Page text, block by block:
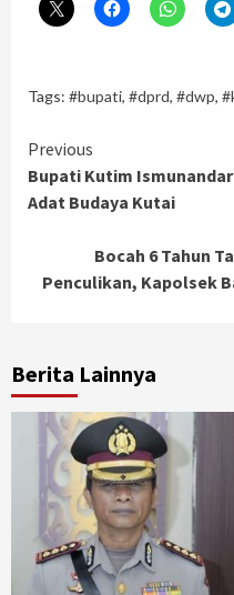
Tags: #bupati, #dprd, #dwp,
Continue
Reading
Previous
Bupati Kutim
Adat Budaya Kutai
Bocah 6 Tahun
Penculikan, Kapolsek
Berita Lainnya